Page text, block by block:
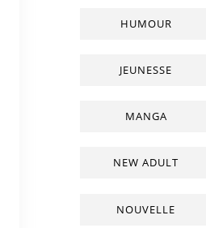
HUMOUR
JEUNESSE
MANGA
NEW ADULT
NOUVELLE